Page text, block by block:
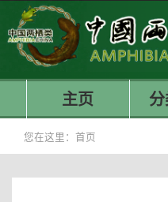
主页
您在这里： 首页